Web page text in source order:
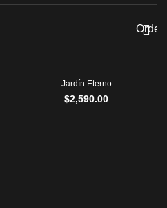
Jardín Eterno
$2,590.00